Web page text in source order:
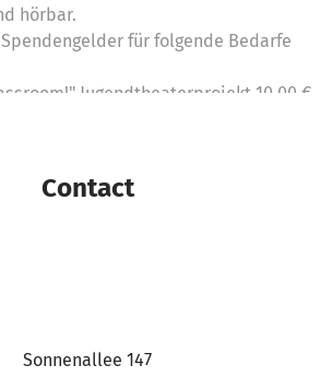
hörbar.
für folgende Bedarfe
Jugendtheaterprojekt 10,00 €
Contact
Sonnenallee 147